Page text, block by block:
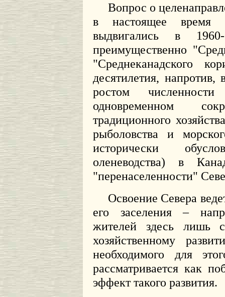
Вопрос о
в настоящее время
выдвигались в
преимущественно
"Среднеканадского
десятилетия,
ростом
одновременном
традиционного
рыболовства и
исторически
оленеводства) в
"перенаселенности"
Освоение Севера
его заселения –
жителей здесь лишь
хозяйственному
необходимого для
рассматривается как
эффект такого развития.